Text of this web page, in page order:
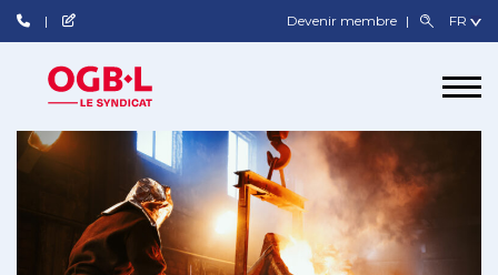
Devenir membre